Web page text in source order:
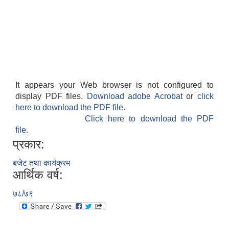
It appears your Web browser is not configured to
display PDF files.
Download adobe Acrobatorclick
here to download the PDF file.
Click here to download the PDF
file.
प्रकार:
बजेट तथा कार्यक्रम
आर्थिक वर्ष:
७८/७९